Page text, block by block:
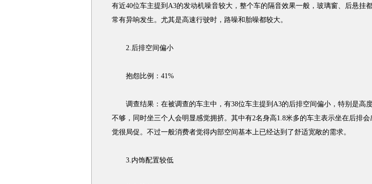
有近40位车主提到A3的发动机噪音较大，整个车的隔音效果一般，玻璃窗、后悬挂
常有异响发生。尤其是高速行驶时，路噪和胎噪都较大。
2.后排空间偏小
抱怨比例：41%
调查结果：在被调查的车主中，有38位车主提到A3的后排空间偏小，特别是高
不够，同时坐三个人会明显感觉拥挤。其中有2名身高1.8米多的车主表示坐在后排会
觉很局促。不过一般消费者觉得内部空间基本上已经达到了舒适宽敞的需求。
3.内饰配置较低